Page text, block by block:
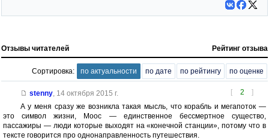
Отзывы читателей Рейтинг отзыва
Сортировка: по актуальности по дате по рейтингу по оценке
[ 2 ]
stenny, 14 октября 2015 г.
А у меня сразу же возникла такая мысль, что корабль и мегапоток —
это символ жизни, Моос — единственное бессмертное существо,
пассажиры — люди которые выходят на «конечной станции», потому что в
тексте говорится про однонаправленность путешествия.